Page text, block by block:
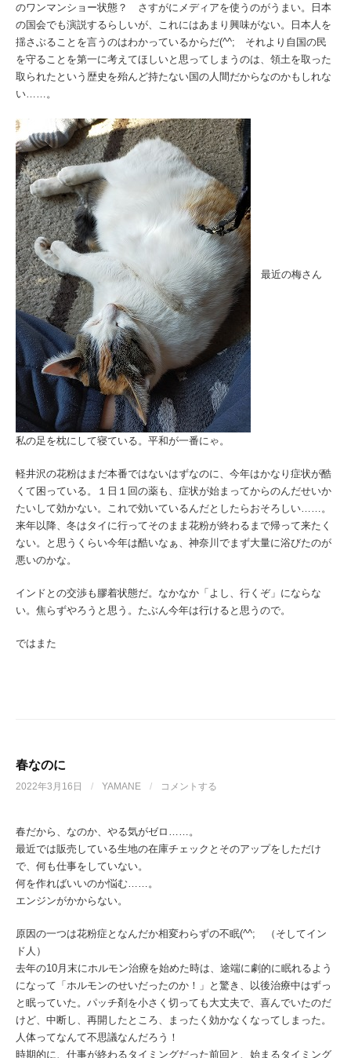
のワンマンショー状態？ さすがにメディアを使うのがうまい。日本
の国会でも演説するらしいが、これにはあまり興味がない。日本人を
揺さぶることを言うのはわかっているからだ(^^; それより自国の民
を守ることを第一に考えてほしいと思ってしまうのは、領土を取った
取られたという歴史を殆んど持たない国の人間だからなのかもしれな
い……。
最近の梅さん
私の足を枕にして寝ている。平和が一番にゃ。
軽井沢の花粉はまだ本番ではないはずなのに、今年はかなり症状が酷
くて困っている。１日１回の薬も、症状が始まってからのんだせいか
たいして効かない。これで効いているんだとしたらおそろしい……。
来年以降、冬はタイに行ってそのまま花粉が終わるまで帰って来たく
ない。と思うくらい今年は酷いなぁ、神奈川でまず大量に浴びたのが
悪いのかな。
インドとの交渉も膠着状態だ。なかなか「よし、行くぞ」にならな
い。焦らずやろうと思う。たぶん今年は行けると思うので。
ではまた
春なのに
2022年3月16日 / YAMANE / コメントする
春だから、なのか、やる気がゼロ……。
最近では販売している生地の在庫チェックとそのアップをしただけ
で、何も仕事をしていない。
何を作ればいいのか悩む……。
エンジンがかからない。
原因の一つは花粉症となんだか相変わらずの不眠(^^; （そしてイン
ド人）
去年の10月末にホルモン治療を始めた時は、途端に劇的に眠れるよう
になって「ホルモンのせいだったのか！」と驚き、以後治療中はずっ
と眠っていた。パッチ剤を小さく切っても大丈夫で、喜んでいたのだ
けど、中断し、再開したところ、まったく効かなくなってしまった。
人体ってなんて不思議なんだろう！
時期的に、仕事が終わるタイミングだった前回と、始まるタイミング